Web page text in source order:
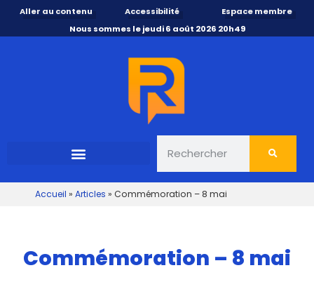
Aller au contenu Accessibilité
Espace membre
Nous sommes le jeudi 6 août 2026 20h49
Accueil » Articles » Commémoration – 8 mai
Commémoration – 8 mai